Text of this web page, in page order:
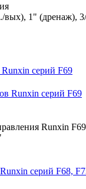
вых), 1" (дренаж),
серий F69
Runxin
серий F68,